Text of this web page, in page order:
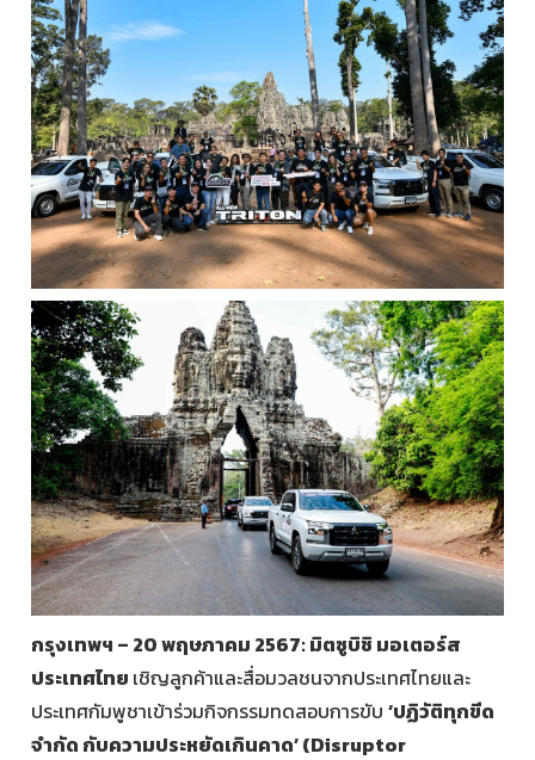
กรุงเทพฯ – 20 พฤษภาคม 2567: มิตซูบิชิ มอเตอร์ส
ประเทศไทย เชิญลูกค้าและสื่อมวลชนจากประเทศไทยและ
ประเทศกัมพูชาเข้าร่วมกิจกรรมทดสอบการขับ ‘ปฏิวัติทุกขีด
จำกัด กับความประหยัดเกินคาด’ (Disruptor